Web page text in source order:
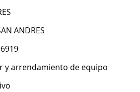
ANDRES
y arrendamiento de equipo